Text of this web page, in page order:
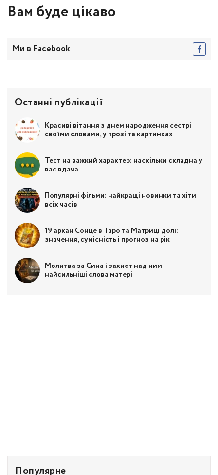
Вам буде цікаво
Ми в Facebook
Останні публікації
Красиві вітання з днем народження сестрі
своїми словами, у прозі та картинках
Тест на важкий характер: наскільки складна у
вас вдача
Популярні фільми: найкращі новинки та хіти
всіх часів
19 аркан Сонце в Таро та Матриці долі:
значення, сумісність і прогноз на рік
Молитва за Сина і захист над ним:
найсильніші слова матері
Популярне